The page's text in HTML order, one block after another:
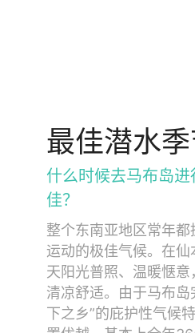
最佳潜水
什么时候去马布岛
佳？
整个东南亚地区常年
运动的极佳气候。在仙
天阳光普照、温暖惬意
清凉舒适。由于马布岛
下之乡”的庇护性气候